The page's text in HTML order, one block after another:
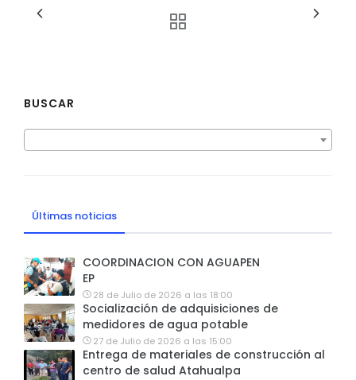
BUSCAR
Últimas noticias
COORDINACION CON AGUAPEN
EP
28 de Julio de 2026 a las 18:00
Socialización de adquisiciones de
medidores de agua potable
27 de Julio de 2026 a las 15:00
Entrega de materiales de construcción al
centro de salud Atahualpa